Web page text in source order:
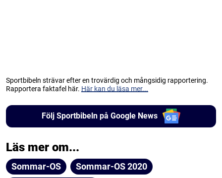
Sportbibeln strävar efter en trovärdig och mångsidig rapportering.
Rapportera faktafel här. Här kan du läsa mer...
Följ Sportbibeln på Google News
Läs mer om...
Sommar-OS
Sommar-OS 2020